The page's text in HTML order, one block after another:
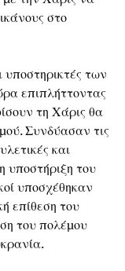
στο
των
επιπλήττοντας
τη Χάρις θα
Συνδύασαν τις
και
υποστήριξη του
υποσχέθηκαν
επίθεση του
του πολέμου